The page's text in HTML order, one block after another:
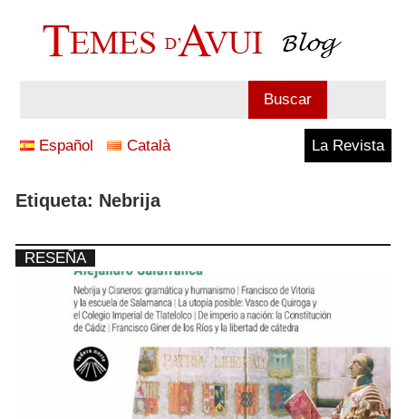
Temes
Buscar
Español Català La Revista
Etiqueta: Nebrija
RESEÑA